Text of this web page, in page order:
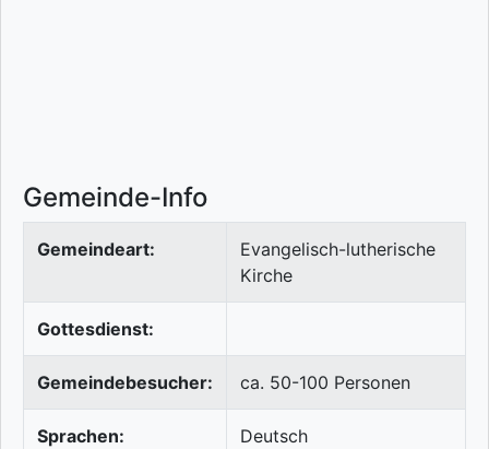
Gemeinde-Info
Gemeindeart:
Evangelisch-lutherische
Kirche
Gottesdienst:
Gemeindebesucher: ca. 50-100 Personen
Sprachen: Deutsch